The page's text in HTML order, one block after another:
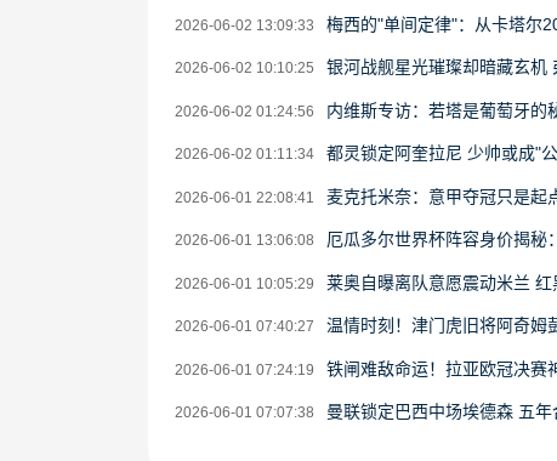
2026-06-02 13:09:33 梅西的"单间定律"：从卡塔尔
2026-06-02 10:10:25 银河战舰星光璀璨却暗藏玄机
2026-06-02 01:24:56 内维斯专访：若塔是葡萄牙的
2026-06-02 01:11:34 都灵锁定阿奎拉尼 少帅或成"
2026-06-01 22:08:41 麦克托米奈：意甲夺冠只是起
2026-06-01 13:06:08 厄瓜多尔世界杯阵容身价揭秘
2026-06-01 10:05:29 莱奥自曝离队意愿震动米兰
2026-06-01 07:40:27 温情时刻！津门虎旧将阿奇姆
2026-06-01 07:24:19 铁闸难敌命运！拉亚欧冠决赛
2026-06-01 07:07:38 曼联锁定巴西中场埃德森 五